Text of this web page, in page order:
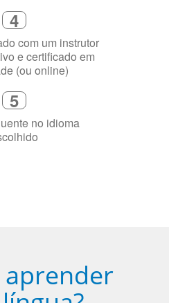
com um instrutor
e certificado em
(ou online)
5
no idioma